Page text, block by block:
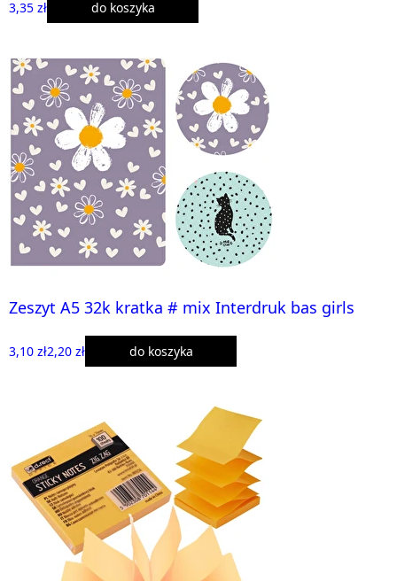
3,35 zł do koszyka
Zeszyt A5 32k kratka # mix Interdruk bas girls
3,10 zł2,20 zł do koszyka